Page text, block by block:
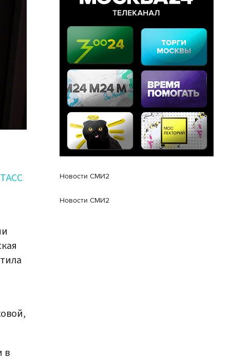
ТАСС
в
Новости СМИ2
Новости СМИ2